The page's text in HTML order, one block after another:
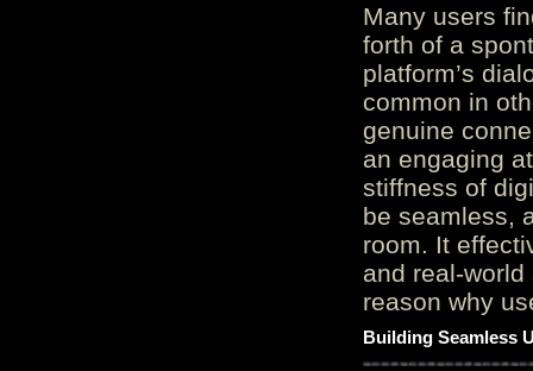
Many users
forth of a
platform’s
common in
genuine
an engaging
stiffness of
be seamless,
room. It
and real-
reason why
Building Seamless